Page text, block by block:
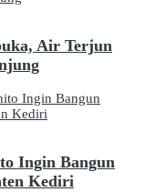
Air Terjun
Ingin Bangun
Kediri